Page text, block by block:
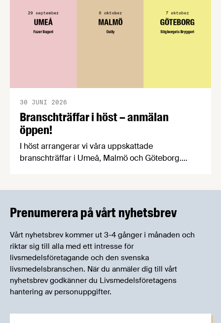
Branschträffar i höst – anmälan
öppen!
30 JUNI 2026
I höst arrangerar vi våra uppskattade
branschträffar i Umeå, Malmö och Göteborg.
Prenumerera på vårt nyhetsbrev
Vårt nyhetsbrev kommer ut 3-4 gånger i månaden och
riktar sig till alla med ett intresse för
livsmedelsföretagande och den svenska
livsmedelsbranschen. När du anmäler dig till vårt
nyhetsbrev godkänner du Livsmedelsföretagens
hantering av personuppgifter.